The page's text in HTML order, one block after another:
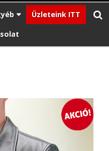
Üzleteink ITT